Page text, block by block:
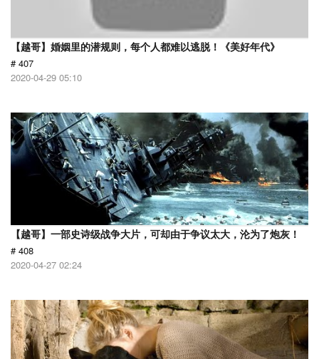
【越哥】婚姻里的潜规则，每个人都难以逃脱！《美好年代》
# 407
2020-04-29 05:10
【越哥】一部史诗级战争大片，可却由于争议太大，沦为了炮灰！
# 408
2020-04-27 02:24